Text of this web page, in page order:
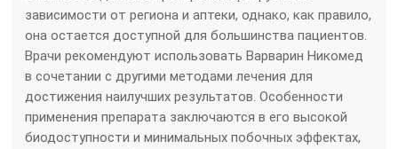
зависимости от региона и аптеки, однако, как правило,
она остается доступной для большинства пациентов.
Врачи рекомендуют использовать Варварин Никомед
в сочетании с другими методами лечения для
достижения наилучших результатов. Особенности
применения препарата заключаются в его высокой
биодоступности и минимальных побочных эффектах,